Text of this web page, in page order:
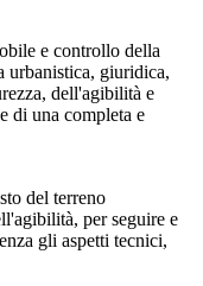
e controllo della
urbanistica, giuridica,
dell'agibilità e
di una completa e
del terreno
per seguire e
gli aspetti tecnici,